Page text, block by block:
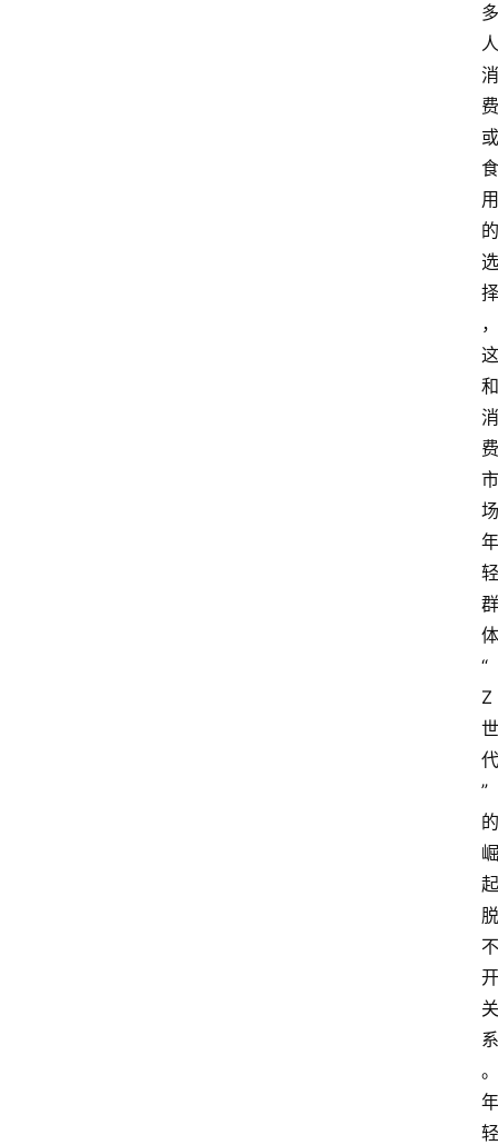
多
人
消
费
或
食
用
的
选
择
，
这
和
消
费
市
场
年
轻
群
体
“
Z
世
代
”
的
崛
起
脱
不
开
关
系
。
年
轻